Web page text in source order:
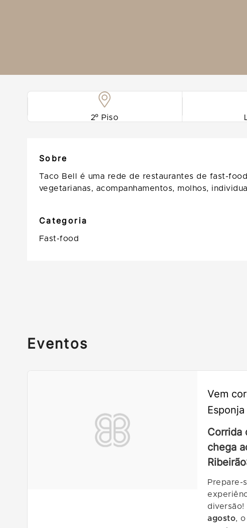
2º Piso
Sobre
Taco Bell é uma rede de restaurantes de fast-
vegetarianas, acompanhamentos, molhos,
Categoria
Fast-food
Eventos
Vem
Esponja
Corrida
chega
Prepare-
diversão!
agosto,